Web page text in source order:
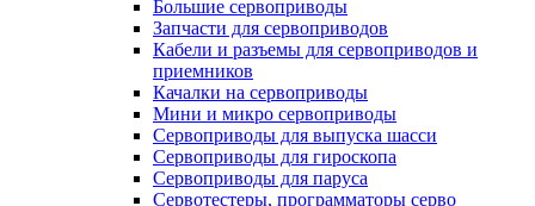
Большие сервоприводы
Запчасти для сервоприводов
Кабели и разъемы для сервоприводов и
приемников
Качалки на сервоприводы
Мини и микро сервоприводы
Сервоприводы для выпуска шасси
Сервоприводы для гироскопа
Сервоприводы для паруса
Сервотестеры, программаторы серво